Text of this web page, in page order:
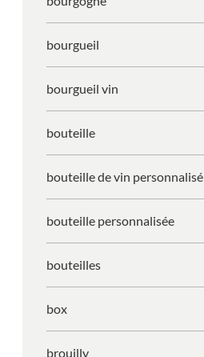
bourgueil
bourgueil vin
bouteille
bouteille de vin personnalisé
bouteille personnalisée
bouteilles
box
brouilly